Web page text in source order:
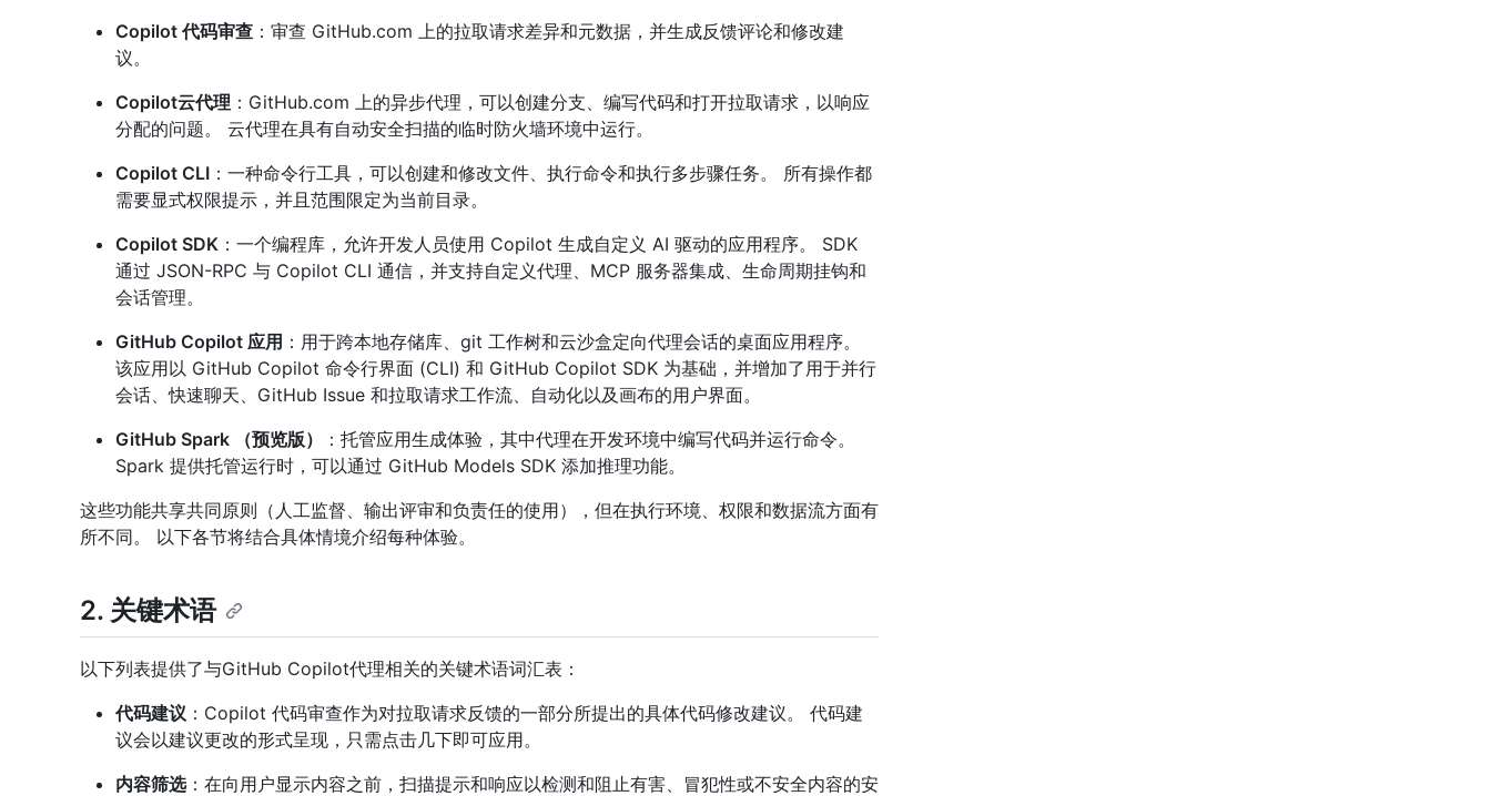
Copilot 代码审查 ：审查 GitHub.com 上的拉取请求差异和元数据，并生成反馈评论和修改建
议。
Copilot云代理 ：GitHub.com 上的异步代理，可以创建分支、编写代码和打开拉取请求，以响应
分配的问题。 云代理在具有自动安全扫描的临时防火墙环境中运行。
Copilot CLI ：一种命令行工具，可以创建和修改文件、执行命令和执行多步骤任务。 所有操作都
需要显式权限提示，并且范围限定为当前目录。
Copilot SDK ：一个编程库，允许开发人员使用 Copilot 生成自定义 AI 驱动的应用程序。 SDK
通过 JSON-RPC 与 Copilot CLI 通信，并支持自定义代理、MCP 服务器集成、生命周期挂钩和
会话管理。
GitHub Copilot 应用 ：用于跨本地存储库、git 工作树和云沙盒定向代理会话的桌面应用程序。
该应用以 GitHub Copilot 命令行界面 (CLI) 和 GitHub Copilot SDK 为基础，并增加了用于并行
会话、快速聊天、GitHub Issue 和拉取请求工作流、自动化以及画布的用户界面。
GitHub Spark （预览版）
：托管应用生成体验，其中代理在开发环境中编写代码并运行命令。
Spark 提供托管运行时，可以通过 GitHub Models SDK 添加推理功能。
这些功能共享共同原则（人工监督、输出评审和负责任的使用），但在执行环境、权限和数据流方面有
所不同。 以下各节将结合具体情境介绍每种体验。
2. 关键术语
以下列表提供了与GitHub Copilot代理相关的关键术语词汇表：
代码建议 ：Copilot 代码审查作为对拉取请求反馈的一部分所提出的具体代码修改建议。 代码建
议会以建议更改的形式呈现，只需点击几下即可应用。
内容筛选：在向用户显示内容之前，扫描提示和响应以检测和阻止有害、冒犯性或不安全内容的安